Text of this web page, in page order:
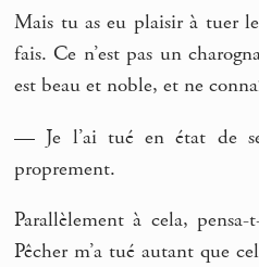
Mais tu as eu plaisir à tuer
fais. Ce n’est pas un
est beau et noble, et ne
— Je l’ai tué en état de
proprement.
Parallèlement à cela,
Pêcher m’a tué autant que